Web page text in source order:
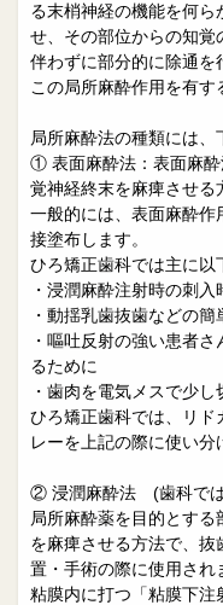
る末梢神経の機能を何ら
せ、その部位からの知覚
伴わずに部分的に除通を
この局所麻酔作用を有す
局所麻酔法の種類には
① 表面麻酔法：表面麻酔
覚神経終末を麻痺させる
一般的には、表面麻酔作
接塗布します。
ひろ矯正歯科では主に以
・浸潤麻酔注射時の刺
・動揺乳歯抜歯などの
・嘔吐反射の強い患者
るために
・歯肉を電気メスで少し
ひろ矯正歯科では、リ
レーを上記の際に使い分
② 浸潤麻酔法 (歯科で
局所麻酔薬を目的とす
を麻痺させる方法で、
置・手術の際に使用され
粘膜内に打つ「粘膜下注